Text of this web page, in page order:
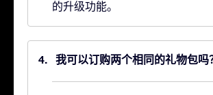
的升级功能。
我可以订购两个相同的礼物包吗